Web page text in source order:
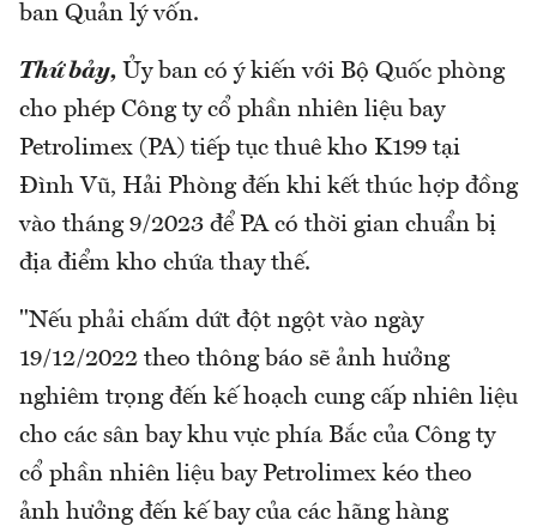
ban Quản lý vốn.
Thứ bảy, Ủy ban có ý kiến với Bộ Quốc phòng
cho phép Công ty cổ phần nhiên liệu bay
Petrolimex (PA) tiếp tục thuê kho K199 tại
Đình Vũ, Hải Phòng đến khi kết thúc hợp đồng
vào tháng 9/2023 để PA có thời gian chuẩn bị
địa điểm kho chứa thay thế.
"Nếu phải chấm dứt đột ngột vào ngày
19/12/2022 theo thông báo sẽ ảnh hưởng
nghiêm trọng đến kế hoạch cung cấp nhiên liệu
cho các sân bay khu vực phía Bắc của Công ty
cổ phần nhiên liệu bay Petrolimex kéo theo
ảnh hưởng đến kế bay của các hãng hàng